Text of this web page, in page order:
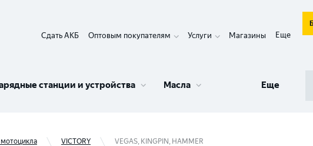
Сдать АКБ Оптовым покупателям Услуги Магазины Еще
станции и устройства Масла Еще
VICTORY VEGAS, KINGPIN, HAMMER